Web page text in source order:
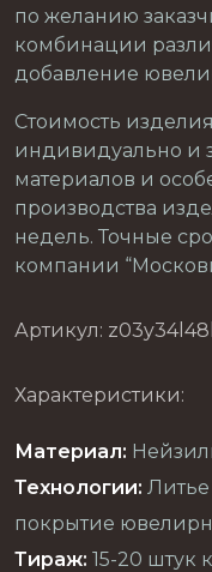
по желанию
комбинации
добавление
Стоимость
индивидуально и
материалов и
производства
недель. Точные
компании
Артикул:
Характеристики:
Материал:
Технологии:
покрытие
Тираж: 15-20 штук